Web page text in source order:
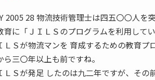
2005 28 物流技術管理士は四五〇〇人を
育に「ＪＩＬＳのプログラムを利用して
ＬＳが物流マンを 育成するための教育
ら三〇年以上も前ですね。
ＬＳが発足 したのは九二年ですが、そ